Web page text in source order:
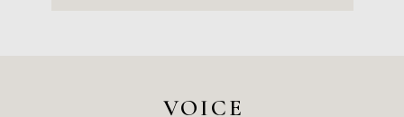
VOICE